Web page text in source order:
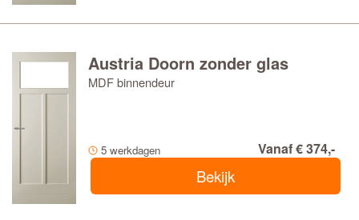
Austria Doorn zonder glas
MDF binnendeur
5 werkdagen Vanaf € 374,-
Bekijk